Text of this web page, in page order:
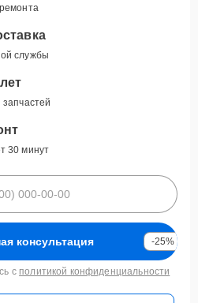
службы
30 минут
консультация -25%
с политикой конфиденциальности